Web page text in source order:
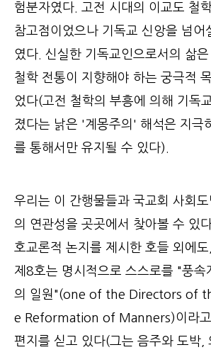
험분자였다. 고전 시대의 이교도 철
참고점이었으나 기독교 신앙을 넘어
였다. 신실한 기독교인으로서의 삶
철학 전통이 지향해야 하는 궁극적
었다(고전 철학의 부흥에 의해 기독
졌다는 낡은 '계몽주의' 해석은 지극
를 통해서만 유지될 수 있다).
우리는 이 간행물들과 국교회 사회도
의 연관성을 곳곳에서 찾아볼 수 있
호교론적 논지를 제시한 호들 외에
제8호는 명시적으로 스스로를 "풍속
의 일원"(one of the Directors of
e Reformation of Manners)이라고
편지를 싣고 있다(그는 음주와 도박,